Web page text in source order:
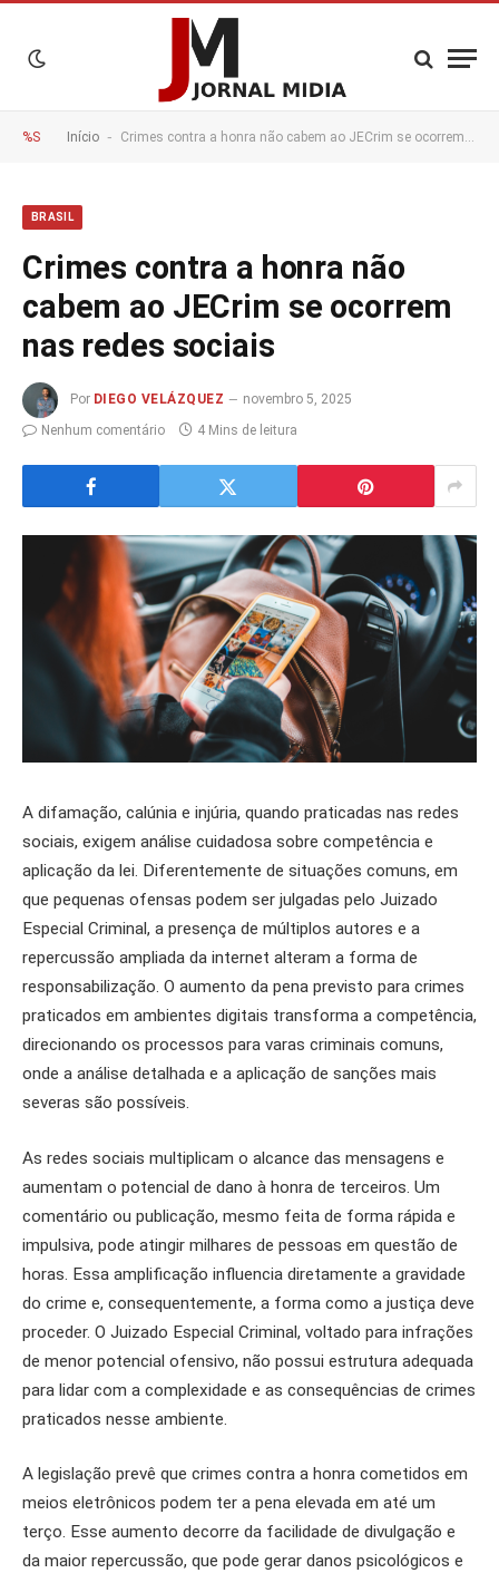
%S Início - Crimes contra a honra não cabem ao JECrim se ocorrem nas redes sociais
BRASIL
Crimes contra a honra não
cabem ao JECrim se ocorrem
nas redes sociais
Por DIEGO VELÁZQUEZ
novembro 5, 2025
Nenhum comentário
4 Mins de leitura
A difamação, calúnia e injúria, quando praticadas nas redes
sociais, exigem análise cuidadosa sobre competência e
aplicação da lei. Diferentemente de situações comuns, em
que pequenas ofensas podem ser julgadas pelo Juizado
Especial Criminal, a presença de múltiplos autores e a
repercussão ampliada da internet alteram a forma de
responsabilização. O aumento da pena previsto para crimes
praticados em ambientes digitais transforma a competência,
direcionando os processos para varas criminais comuns,
onde a análise detalhada e a aplicação de sanções mais
severas são possíveis.
As redes sociais multiplicam o alcance das mensagens e
aumentam o potencial de dano à honra de terceiros. Um
comentário ou publicação, mesmo feita de forma rápida e
impulsiva, pode atingir milhares de pessoas em questão de
horas. Essa amplificação influencia diretamente a gravidade
do crime e, consequentemente, a forma como a justiça deve
proceder. O Juizado Especial Criminal, voltado para infrações
de menor potencial ofensivo, não possui estrutura adequada
para lidar com a complexidade e as consequências de crimes
praticados nesse ambiente.
A legislação prevê que crimes contra a honra cometidos em
meios eletrônicos podem ter a pena elevada em até um
terço. Esse aumento decorre da facilidade de divulgação e
da maior repercussão, que pode gerar danos psicológicos e